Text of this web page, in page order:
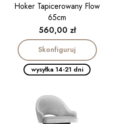
Hoker Tapicerowany Flow
65cm
Cena
560,00 zł
Skonfiguruj
wysyłka 14-21 dni